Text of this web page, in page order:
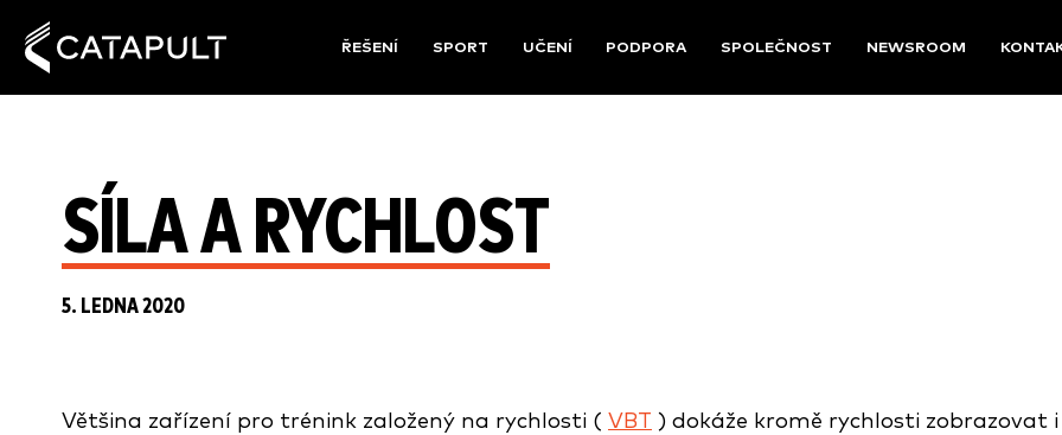
ŘEŠENÍ SPORT UČENÍ PODPORA SPOLEČNOST NEWSROOM
SÍLA A RYCHLOST
5. LEDNA 2020
Většina zařízení pro trénink založený na rychlosti ( VBT ) dokáže kromě rychlosti zobrazovat i